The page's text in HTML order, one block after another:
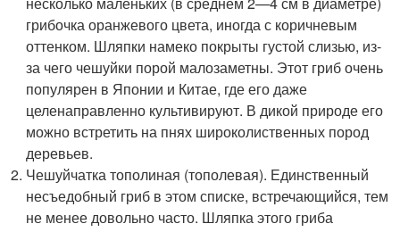
грибочка оранжевого цвета, иногда с коричневым
оттенком. Шляпки намеко покрыты густой слизью, из-
за чего чешуйки порой малозаметны. Этот гриб очень
популярен в Японии и Китае, где его даже
целенаправленно культивируют. В дикой природе его
можно встретить на пнях широколиственных пород
деревьев.
Чешуйчатка тополиная (тополевая). Единственный
несъедобный гриб в этом списке, встречающийся, тем
не менее довольно часто. Шляпка этого гриба